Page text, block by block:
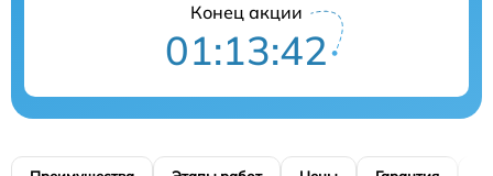
Конец акции
01:13:41